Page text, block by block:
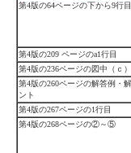
第4版の64ページの下から9行目
第4版の209 ページのa1行目
第4版の236ページの図中（ｃ）
第4版の260ページの解答例・
ント
第4版の267ページの1行目
第4版の268ページの②～⑤